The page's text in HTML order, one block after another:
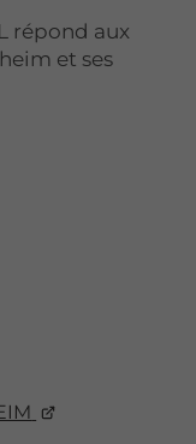
répond aux
et ses